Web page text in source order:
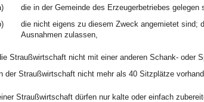
die in der Gemeinde des Erzeugerbetriebes gelegen
die nicht eigens zu diesem Zweck angemietet sind;
Ausnahmen zulassen,
Straußwirtschaft nicht mit einer anderen Schank- oder
der Straußwirtschaft nicht mehr als 40 Sitzplätze
Straußwirtschaft dürfen nur kalte oder einfach